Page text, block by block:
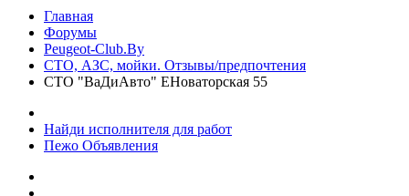
Главная
Форумы
Peugeot-Club.By
СТО, АЗС, мойки. Отзывы/предпочтения
СТО "ВаДиАвто" ЕНоваторская 55
Найди исполнителя для работ
Пежо Объявления